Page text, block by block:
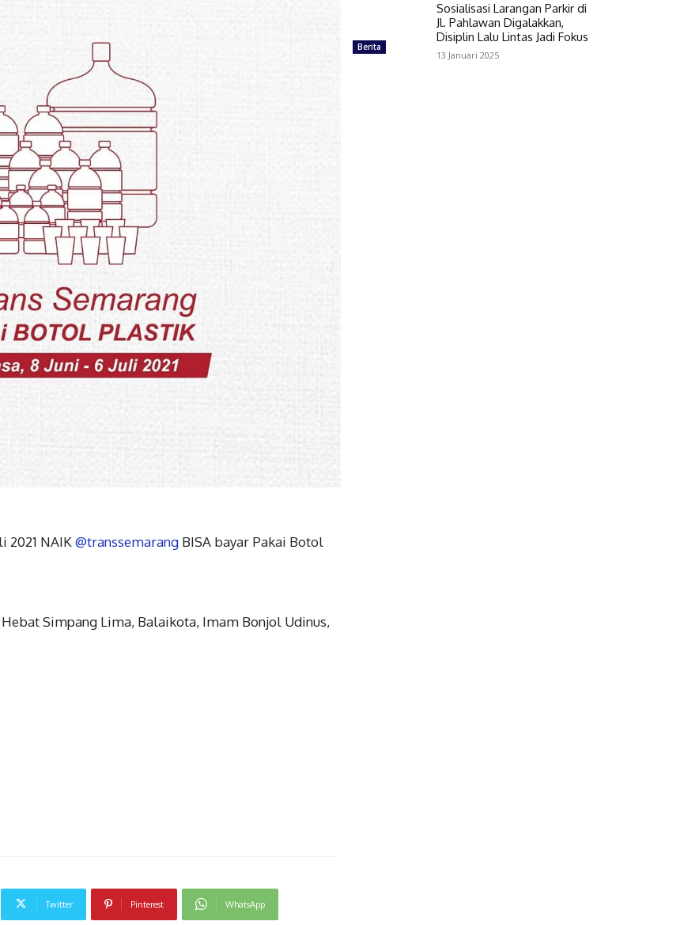
2021 NAIK @transsemarang BISA bayar Pakai Botol
Simpang Lima, Balaikota, Imam Bonjol Udinus,
Twitter Pinterest WhatsApp
Berita
Sosialisasi Larangan Parkir di
Jl. Pahlawan Digalakkan,
Disiplin Lalu Lintas Jadi Fokus
13 Januari 2025